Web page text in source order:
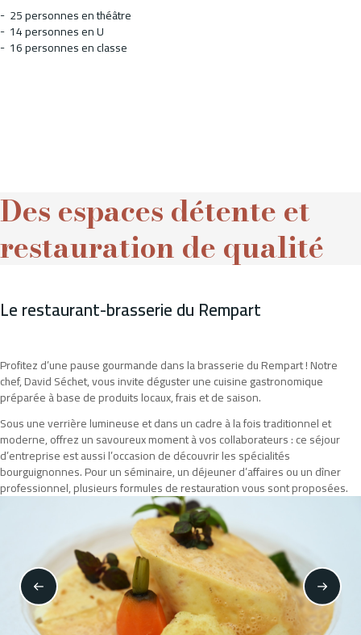
25 personnes en théâtre
14 personnes en U
16 personnes en classe
Des espaces détente et
restauration de qualité
Le restaurant-brasserie du Rempart
Profitez d’une pause gourmande dans la brasserie du Rempart ! Notre
chef, David Séchet, vous invite déguster une cuisine gastronomique
préparée à base de produits locaux, frais et de saison.
Sous une verrière lumineuse et dans un cadre à la fois traditionnel et
moderne, offrez un savoureux moment à vos collaborateurs : ce séjour
d’entreprise est aussi l’occasion de découvrir les spécialités
bourguignonnes. Pour un séminaire, un déjeuner d’affaires ou un dîner
professionnel, plusieurs formules de restauration vous sont proposées.